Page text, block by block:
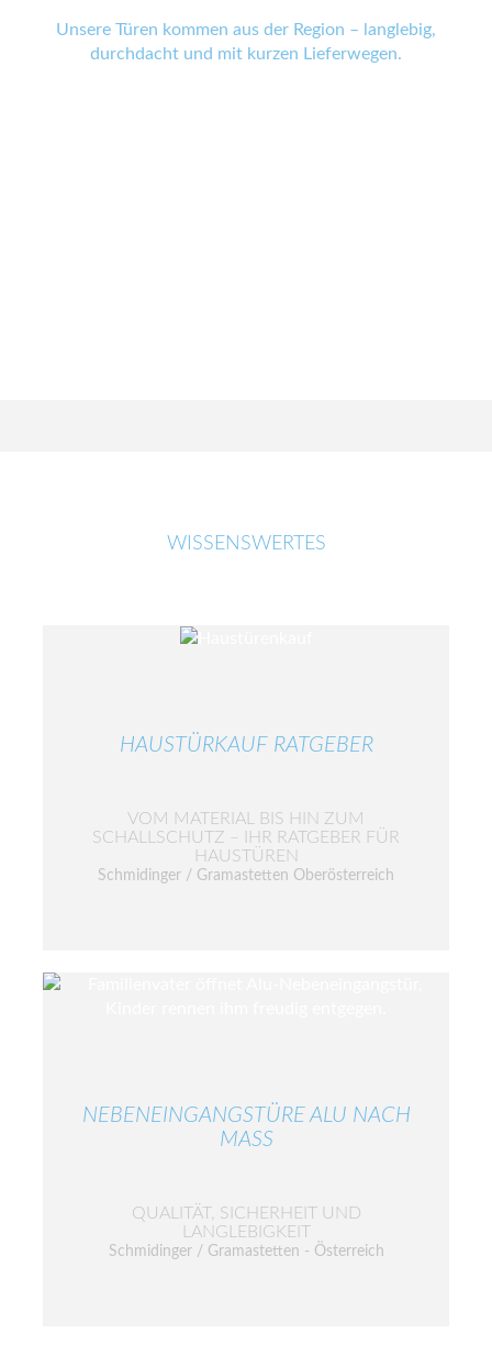
Unsere Türen kommen aus der Region – langlebig,
durchdacht und mit kurzen Lieferwegen.
WISSENSWERTES
HAUSTÜRKAUF RATGEBER
VOM MATERIAL BIS HIN ZUM
SCHALLSCHUTZ – IHR RATGEBER FÜR
HAUSTÜREN
Schmidinger / Gramastetten Oberösterreich
NEBENEINGANGSTÜRE ALU NACH
MASS
QUALITÄT, SICHERHEIT UND
LANGLEBIGKEIT
Schmidinger / Gramastetten - Österreich